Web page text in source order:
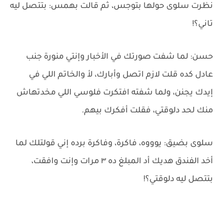
نظرت سلوى حولها بتوجس، ثم قالت بهمس: بتتصل ليه
تاني؟!
حسن: لما شفت صورتك في الأخبار وإنتي منورة جنب
عادل كده قلت لازم اتصل وأبارك، لأ والخاتم اللي في
إيدك يجنن، ولما شفته افتكرت فلوسي اللي مخدتهاش
منك لحد دلوقتي، فقلت أفكرك بيهم.
سلوى بضيق: يوووه، فاكرة، وفاكرة برده إني قولتلك لما
أخد الفندق هديك أد المبلغ ده ٣ مرات وإنت وافقت،
بتتصل ليه دلوقتي؟!